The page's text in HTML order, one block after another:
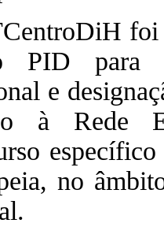
foi
PID para
e
à Rede
no